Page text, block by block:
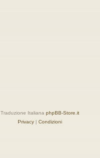
Traduzione Italiana phpBB-Store.it
Privacy
Condizioni